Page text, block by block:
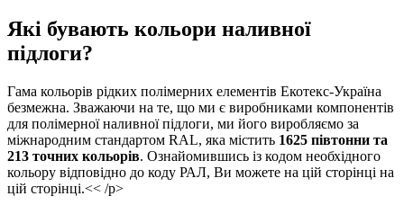
Які бувають кольори наливної
підлоги?
Гама кольорів рідких полімерних елементів Екотекс-Україна
безмежна. Зважаючи на те, що ми є виробниками компонентів
для полімерної наливної підлоги, ми його виробляємо за
міжнародним стандартом RAL, яка містить 1625 півтонни та
213 точних кольорів. Ознайомившись із кодом необхідного
кольору відповідно до коду РАЛ, Ви можете на цій сторінці на
цій сторінці.<< /p>